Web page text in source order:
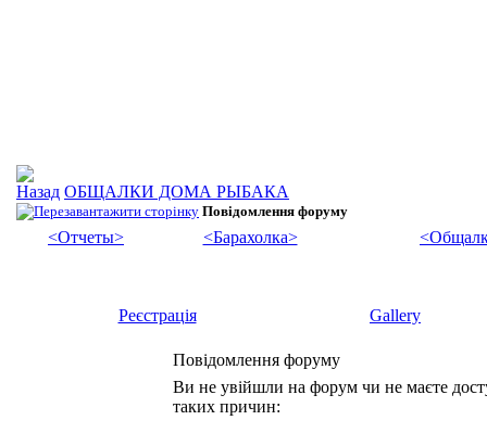
ОБЩАЛКИ ДОМА РЫБАКА
Повідомлення форуму
<Отчеты> <Барахолка>
Реєстрація Gallery
Повідомлення форуму
Ви не увійшли на форум чи не маєте
таких причин: